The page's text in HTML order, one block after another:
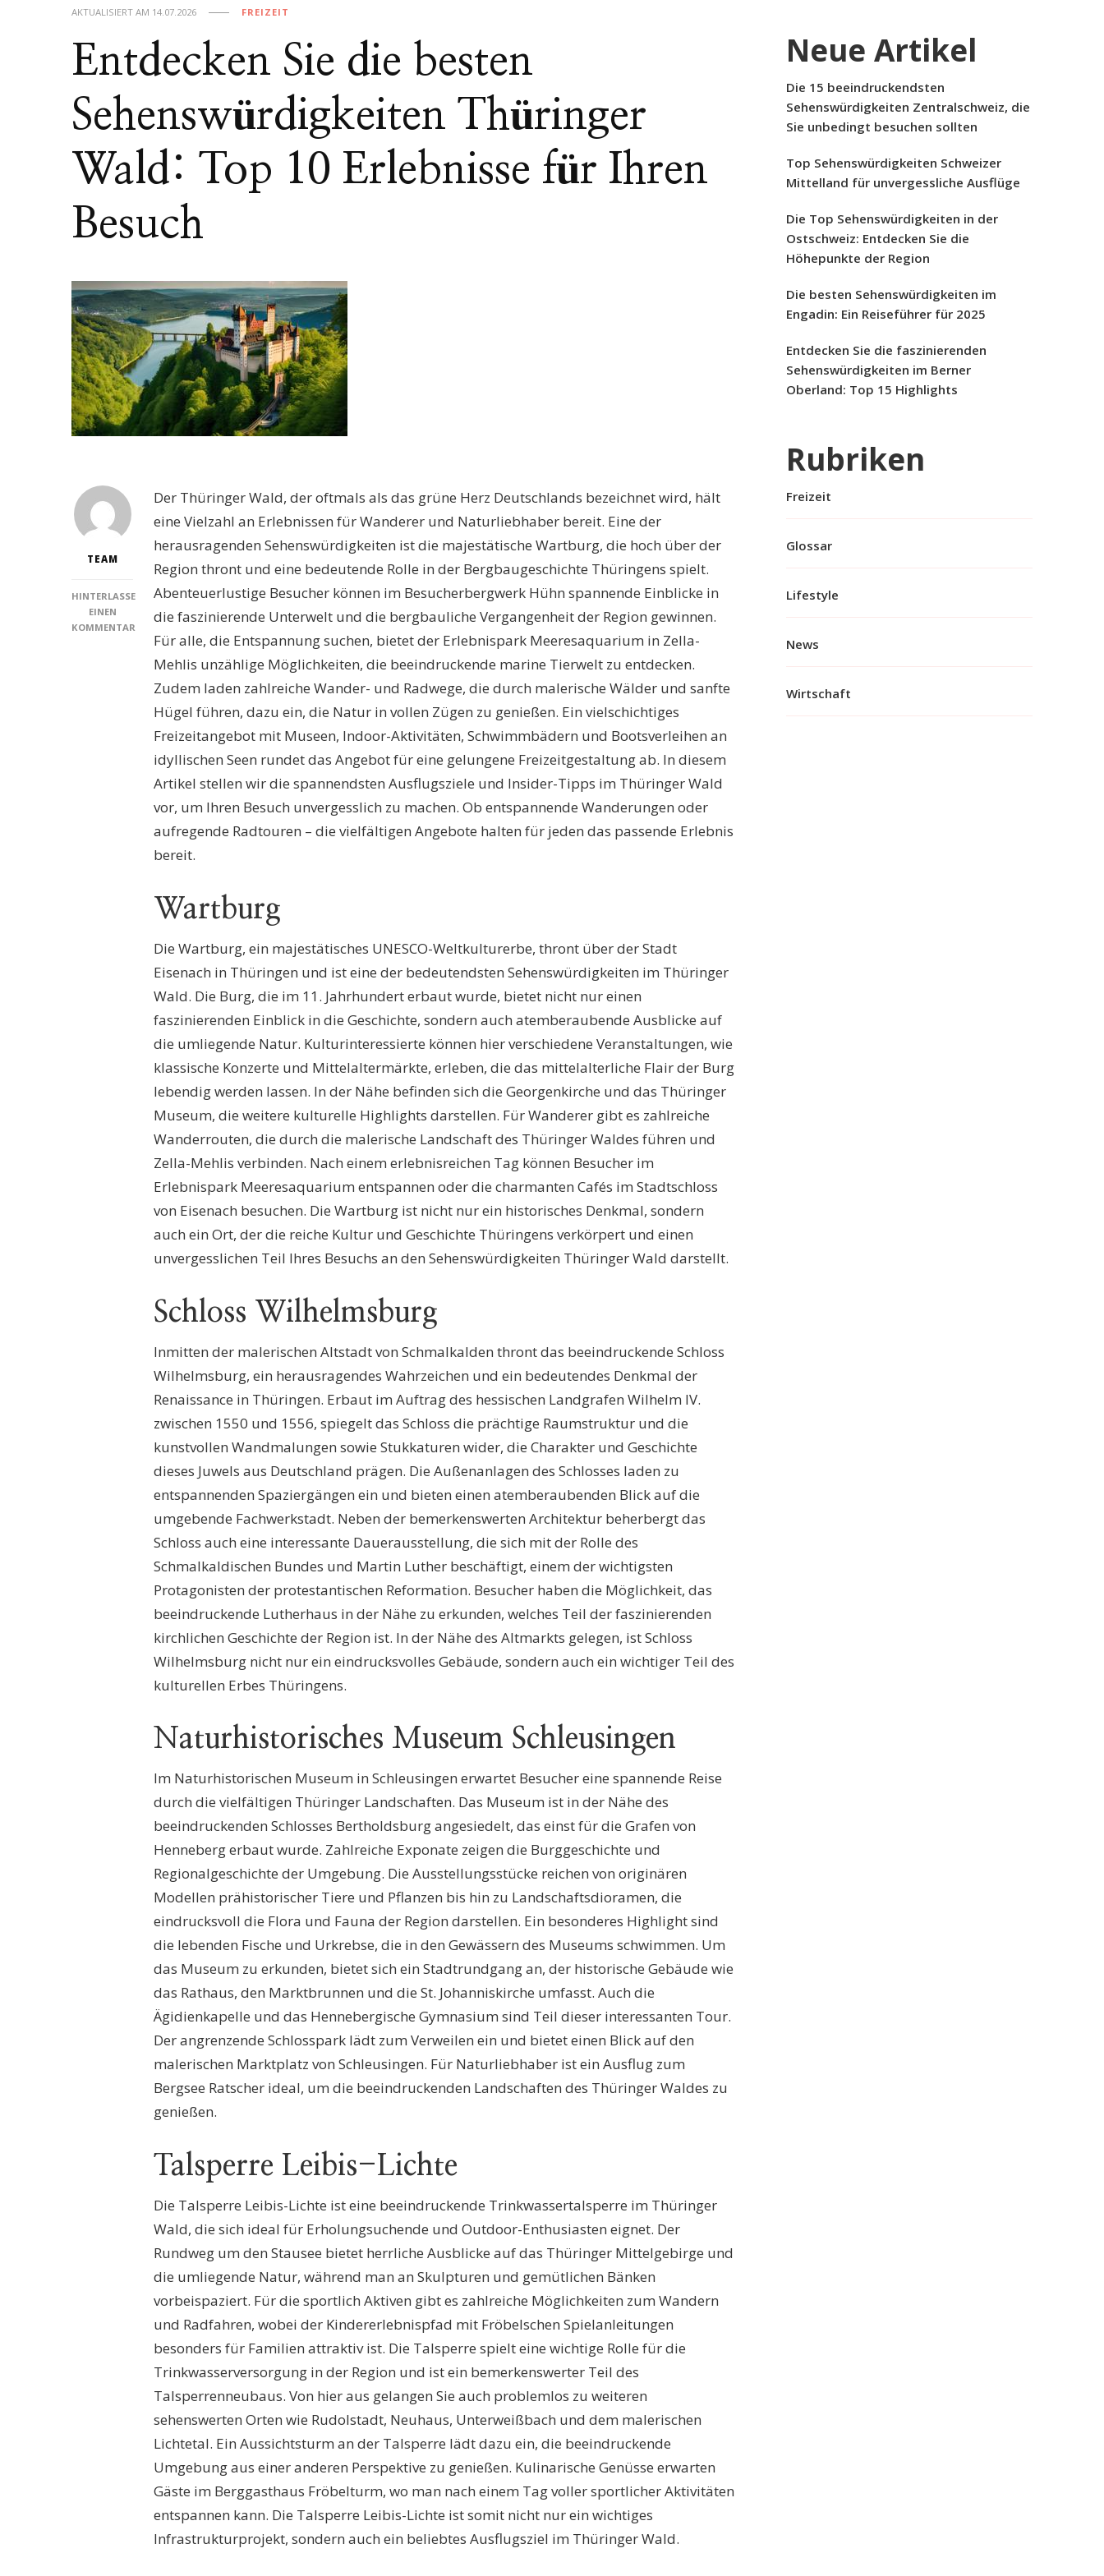
AKTUALISIERT AM 14.07.2026 FREIZEIT
Entdecken Sie die besten
Sehenswürdigkeiten Thüringer
Wald: Top 10 Erlebnisse für Ihren
Besuch
TEAM
HINTERLASSE
EINEN
KOMMENTAR
ENTDECKEN
SEHENSWÜRDIGKEITEN
THÜRINGER
Der Thüringer Wald, der oftmals als das grüne Herz Deutschlands bezeichnet wird, hält
eine Vielzahl an Erlebnissen für Wanderer und Naturliebhaber bereit. Eine der
herausragenden Sehenswürdigkeiten ist die majestätische Wartburg, die hoch über der
Region thront und eine bedeutende Rolle in der Bergbaugeschichte Thüringens spielt.
Abenteuerlustige Besucher können im Besucherbergwerk Hühn spannende Einblicke in
die faszinierende Unterwelt und die bergbauliche Vergangenheit der Region gewinnen.
Für alle, die Entspannung suchen, bietet der Erlebnispark Meeresaquarium in Zella-
Mehlis unzählige Möglichkeiten, die beeindruckende marine Tierwelt zu entdecken.
Zudem laden zahlreiche Wander- und Radwege, die durch malerische Wälder und sanfte
Hügel führen, dazu ein, die Natur in vollen Zügen zu genießen. Ein vielschichtiges
Freizeitangebot mit Museen, Indoor-Aktivitäten, Schwimmbädern und Bootsverleihen an
idyllischen Seen rundet das Angebot für eine gelungene Freizeitgestaltung ab. In diesem
Artikel stellen wir die spannendsten Ausflugsziele und Insider-Tipps im Thüringer Wald
vor, um Ihren Besuch unvergesslich zu machen. Ob entspannende Wanderungen oder
aufregende Radtouren – die vielfältigen Angebote halten für jeden das passende Erlebnis
bereit.
Wartburg
Die Wartburg, ein majestätisches UNESCO-Weltkulturerbe, thront über der Stadt
Eisenach in Thüringen und ist eine der bedeutendsten Sehenswürdigkeiten im Thüringer
Wald. Die Burg, die im 11. Jahrhundert erbaut wurde, bietet nicht nur einen
faszinierenden Einblick in die Geschichte, sondern auch atemberaubende Ausblicke auf
die umliegende Natur. Kulturinteressierte können hier verschiedene Veranstaltungen, wie
klassische Konzerte und Mittelaltermärkte, erleben, die das mittelalterliche Flair der Burg
lebendig werden lassen. In der Nähe befinden sich die Georgenkirche und das Thüringer
Museum, die weitere kulturelle Highlights darstellen. Für Wanderer gibt es zahlreiche
Wanderrouten, die durch die malerische Landschaft des Thüringer Waldes führen und
Zella-Mehlis verbinden. Nach einem erlebnisreichen Tag können Besucher im
Erlebnispark Meeresaquarium entspannen oder die charmanten Cafés im Stadtschloss
von Eisenach besuchen. Die Wartburg ist nicht nur ein historisches Denkmal, sondern
auch ein Ort, der die reiche Kultur und Geschichte Thüringens verkörpert und einen
unvergesslichen Teil Ihres Besuchs an den Sehenswürdigkeiten Thüringer Wald darstellt.
Schloss Wilhelmsburg
Inmitten der malerischen Altstadt von Schmalkalden thront das beeindruckende Schloss
Wilhelmsburg, ein herausragendes Wahrzeichen und ein bedeutendes Denkmal der
Renaissance in Thüringen. Erbaut im Auftrag des hessischen Landgrafen Wilhelm IV.
zwischen 1550 und 1556, spiegelt das Schloss die prächtige Raumstruktur und die
kunstvollen Wandmalungen sowie Stukkaturen wider, die Charakter und Geschichte
dieses Juwels aus Deutschland prägen. Die Außenanlagen des Schlosses laden zu
entspannenden Spaziergängen ein und bieten einen atemberaubenden Blick auf die
umgebende Fachwerkstadt. Neben der bemerkenswerten Architektur beherbergt das
Schloss auch eine interessante Dauerausstellung, die sich mit der Rolle des
Schmalkaldischen Bundes und Martin Luther beschäftigt, einem der wichtigsten
Protagonisten der protestantischen Reformation. Besucher haben die Möglichkeit, das
beeindruckende Lutherhaus in der Nähe zu erkunden, welches Teil der faszinierenden
kirchlichen Geschichte der Region ist. In der Nähe des Altmarkts gelegen, ist Schloss
Wilhelmsburg nicht nur ein eindrucksvolles Gebäude, sondern auch ein wichtiger Teil des
kulturellen Erbes Thüringens.
Naturhistorisches Museum Schleusingen
Im Naturhistorischen Museum in Schleusingen erwartet Besucher eine spannende Reise
durch die vielfältigen Thüringer Landschaften. Das Museum ist in der Nähe des
beeindruckenden Schlosses Bertholdsburg angesiedelt, das einst für die Grafen von
Henneberg erbaut wurde. Zahlreiche Exponate zeigen die Burggeschichte und
Regionalgeschichte der Umgebung. Die Ausstellungsstücke reichen von originären
Modellen prähistorischer Tiere und Pflanzen bis hin zu Landschaftsdioramen, die
eindrucksvoll die Flora und Fauna der Region darstellen. Ein besonderes Highlight sind
die lebenden Fische und Urkrebse, die in den Gewässern des Museums schwimmen. Um
das Museum zu erkunden, bietet sich ein Stadtrundgang an, der historische Gebäude wie
das Rathaus, den Marktbrunnen und die St. Johanniskirche umfasst. Auch die
Ägidienkapelle und das Hennebergische Gymnasium sind Teil dieser interessanten Tour.
Der angrenzende Schlosspark lädt zum Verweilen ein und bietet einen Blick auf den
malerischen Marktplatz von Schleusingen. Für Naturliebhaber ist ein Ausflug zum
Bergsee Ratscher ideal, um die beeindruckenden Landschaften des Thüringer Waldes zu
genießen.
Talsperre Leibis-Lichte
Die Talsperre Leibis-Lichte ist eine beeindruckende Trinkwassertalsperre im Thüringer
Wald, die sich ideal für Erholungsuchende und Outdoor-Enthusiasten eignet. Der
Rundweg um den Stausee bietet herrliche Ausblicke auf das Thüringer Mittelgebirge und
die umliegende Natur, während man an Skulpturen und gemütlichen Bänken
vorbeispaziert. Für die sportlich Aktiven gibt es zahlreiche Möglichkeiten zum Wandern
und Radfahren, wobei der Kindererlebnispfad mit Fröbelschen Spielanleitungen
besonders für Familien attraktiv ist. Die Talsperre spielt eine wichtige Rolle für die
Trinkwasserversorgung in der Region und ist ein bemerkenswerter Teil des
Talsperrenneubaus. Von hier aus gelangen Sie auch problemlos zu weiteren
sehenswerten Orten wie Rudolstadt, Neuhaus, Unterweißbach und dem malerischen
Lichtetal. Ein Aussichtsturm an der Talsperre lädt dazu ein, die beeindruckende
Umgebung aus einer anderen Perspektive zu genießen. Kulinarische Genüsse erwarten
Gäste im Berggasthaus Fröbelturm, wo man nach einem Tag voller sportlicher Aktivitäten
entspannen kann. Die Talsperre Leibis-Lichte ist somit nicht nur ein wichtiges
Infrastrukturprojekt, sondern auch ein beliebtes Ausflugsziel im Thüringer Wald.
Neue Artikel
Die 15 beeindruckendsten
Sehenswürdigkeiten Zentralschweiz, die
Sie unbedingt besuchen sollten
Top Sehenswürdigkeiten Schweizer
Mittelland für unvergessliche Ausflüge
Die Top Sehenswürdigkeiten in der
Ostschweiz: Entdecken Sie die
Höhepunkte der Region
Die besten Sehenswürdigkeiten im
Engadin: Ein Reiseführer für 2025
Entdecken Sie die faszinierenden
Sehenswürdigkeiten im Berner
Oberland: Top 15 Highlights
Rubriken
Freizeit
Glossar
Lifestyle
News
Wirtschaft